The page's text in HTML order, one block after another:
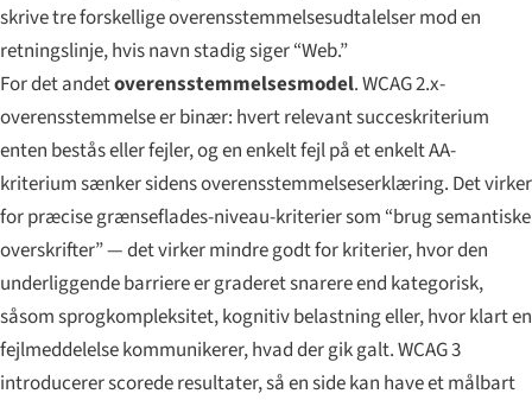
skrive tre forskellige overensstemmelsesudtalelser mod en
retningslinje, hvis navn stadig siger “Web.”
For det andetoverensstemmelses­model. WCAG 2.x-
overensstemmelse er binær: hvert relevant succeskriterium
enten bestås eller fejler, og en enkelt fejl på et enkelt AA-
kriterium sænker sidens overensstemmelseserklæring. Det virker
for præcise grænseflades-niveau-kriterier som “brug semantiske
overskrifter” — det virker mindre godt for kriterier, hvor den
underliggende barriere er graderet snarere end kategorisk,
såsom sprog­kompleksitet, kognitiv belastning eller, hvor klart en
fejlmeddelelse kommunikerer, hvad der gik galt. WCAG 3
introducerer scorede resultater, så en side kan have et målbart